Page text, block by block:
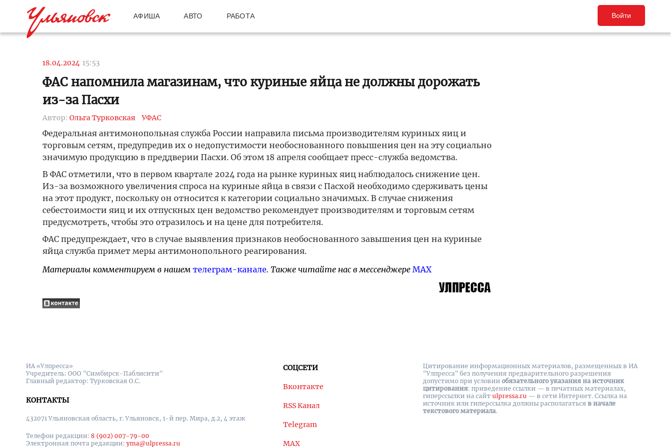
АФИША АВТО РАБОТА Войти
18.04.2024 15:53
ФАС напомнила магазинам, что куриные яйца не должны дорожать
из-за Пасхи
Автор: Ольга Турковская УФАС
Федеральная антимонопольная служба России направила письма производителям куриных яиц и
торговым сетям, предупредив их о недопустимости необоснованного повышения цен на эту социально
значимую продукцию в преддверии Пасхи. Об этом 18 апреля сообщает пресс-служба ведомства.
В ФАС отметили, что в первом квартале 2024 года на рынке куриных яиц наблюдалось снижение цен.
Из-за возможного увеличения спроса на куриные яйца в связи с Пасхой необходимо сдерживать цены
на этот продукт, поскольку он относится к категории социально значимых. В случае снижения
себестоимости яиц и их отпускных цен ведомство рекомендует производителям и торговым сетям
предусмотреть, чтобы это отразилось и на цене для потребителя.
ФАС предупреждает, что в случае выявления признаков необоснованного завышения цен на куриные
яйца служба примет меры антимонопольного реагирования.
Материалы комментируем в нашем телеграм-канале. Также читайте нас в мессенджере MAX
ИА «Улпресса»
Учредитель: ООО "Симбирск-Паблисити"
Главный редактор: Турковская О.С.
КОНТАКТЫ
432071 Ульяновская область, г. Ульяновск, 1-й пер. Мира, д.2, 4 этаж
Телефон редакции: 8 (902) 007-79-00
Электронная почта редакции: yma@ulpressa.ru
СОЦСЕТИ
Вконтакте
RSS Канал
Telegram
MAX
Цитирование информационных материалов, размещенных в ИА
"Улпресса" без получения предварительного разрешения
допустимо при условии обязательного указания на источник
цитирования: приведение ссылки — в печатных материалах,
гиперссылки на cайт ulpressa.ru — в сети Интернет. Ссылка на
источник или гиперссылка должны располагаться в начале
текстового материала.